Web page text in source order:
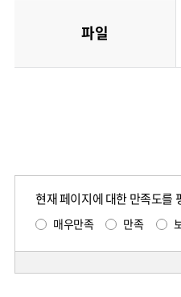
파일
현재 페이지에 대한 만족도를
매우만족 만족